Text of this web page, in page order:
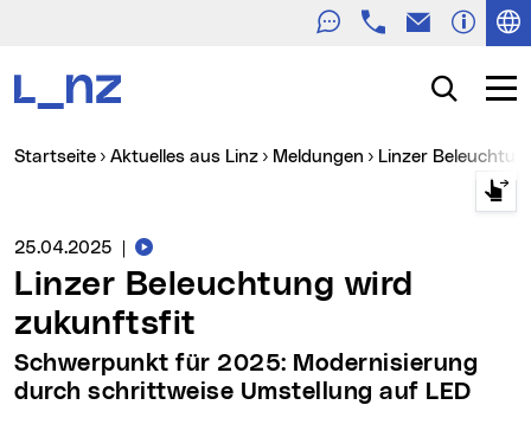
TelefonE-Mail
Suche
Sie sind hier:
Startseite Aktuelles aus Linz Meldungen Linzer
Medienservice vom:
25.04.2025 Videos zur Meldung
Linzer Beleuchtung wird
zukunftsfit
Schwerpunkt für 2025: Modernisierung
durch schrittweise Umstellung auf LED